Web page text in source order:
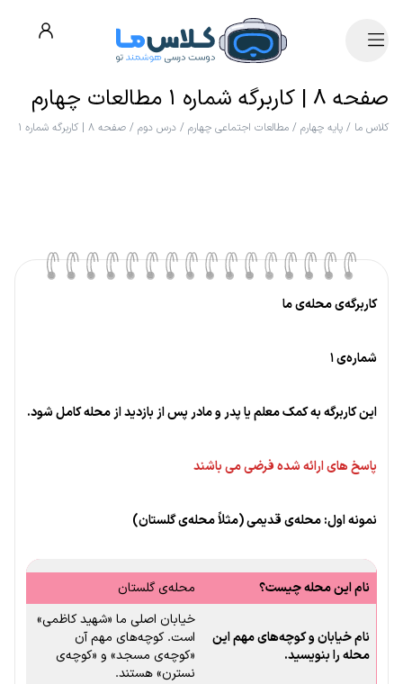
صفحه ۸ | کاربرگه شماره ۱ مطالعات چهارم
کلاس ما / پایه چهارم / مطالعات اجتماعی چهارم / درس دوم / صفحه ۸ | کاربرگه شماره ۱
کاربرگه‌ی محله‌ی ما
شماره‌ی ۱
این کاربرگه به کمک معلم یا پدر و مادر پس از بازدید از محله کامل شود.
پاسخ های ارائه شده فرضی می باشند
نمونه اول: محله‌ی قدیمی (مثلاً محله‌ی گلستان)
نام این محله چیست؟ محله‌ی گلستان
نام خیابان و کوچه‌های مهم این
محله را بنویسید.
خیابان اصلی ما «شهید کاظمی»
است. کوچه‌های مهم آن
«کوچه‌ی مسجد» و «کوچه‌ی
نسترن» هستند.